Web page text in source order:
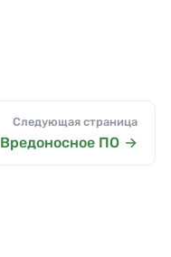
Следующая страница
Вредоносное ПО